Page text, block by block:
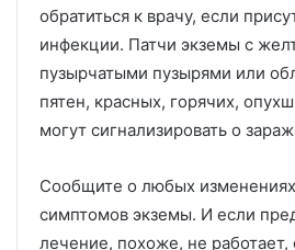
обратиться к врачу, если
инфекции. Патчи экземы с
пузырчатыми пузырями или
пятен, красных, горячих,
могут сигнализировать о
Сообщите о любых
симптомов экземы. И если
лечение, похоже, не